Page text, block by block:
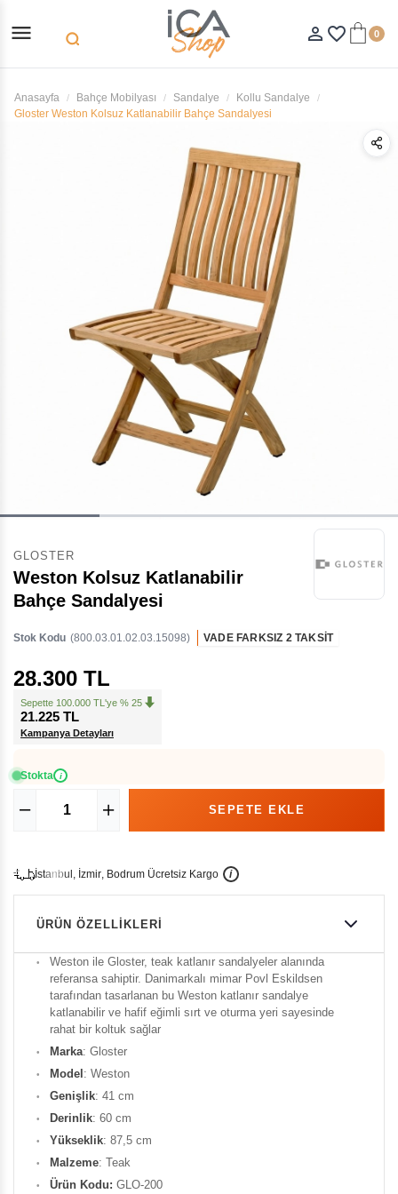
menu search person_outline favorite_border 0
Anasayfa Bahçe Mobilyası Sandalye
Kollu Sandalye
Gloster Weston Kolsuz Katlanabilir Bahçe Sandalyesi
GLOSTER
Weston Kolsuz Katlanabilir
Bahçe Sandalyesi
Stok Kodu (800.03.01.02.03.15098) VADE FARKSIZ 2 TAKSİT
28.300 TL
Sepette 100.000 TL'ye % 25
21.225 TL
Kampanya Detayları
Stokta i
İstanbu , İzmir, Bodrum Ücretsiz Kargo i
ÜRÜN ÖZELLIKLERI
Weston ile Gloster, teak katlanır sandalyeler alanında
referansa sahiptir. Danimarkalı mimar Povl Eskildsen
tarafından tasarlanan bu Weston katlanır sandalye
katlanabilir ve hafif eğimli sırt ve oturma yeri sayesinde
rahat bir koltuk sağlar
Marka: Gloster
Model : Weston
Genişlik: 41 cm
Derinlik: 60 cm
Yükseklik: 87,5 cm
Malzeme: Teak
Ürün Kodu: GLO-200